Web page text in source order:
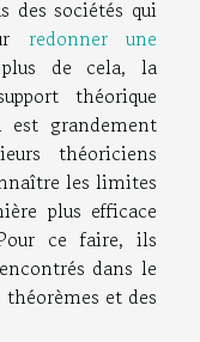
des sociétés qui
redonner une
de cela, la
théorique
est grandement
théoriciens
les limites
plus efficace
ce faire, ils
dans le
et des